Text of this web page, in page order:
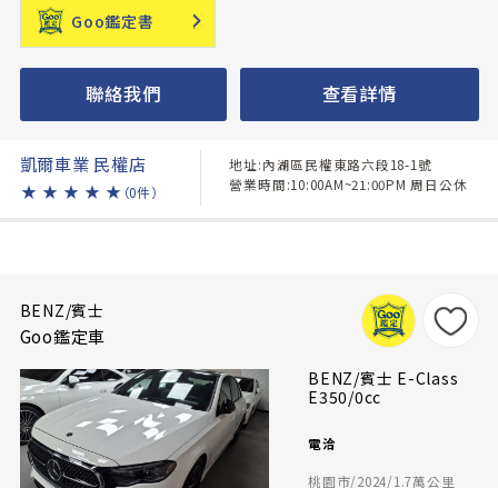
Goo鑑定書
聯絡我們 查看詳情
凱爾車業 民權店
★ ★ ★ ★ ★ （0件）
地址:內湖區民權東路六段18-1號
營業時間:10:00AM~21:00PM 周日公休
BENZ/賓士
Goo鑑定車
BENZ/賓士 E-Class
E350/0cc
電洽
桃園市/2024/1.7萬公里